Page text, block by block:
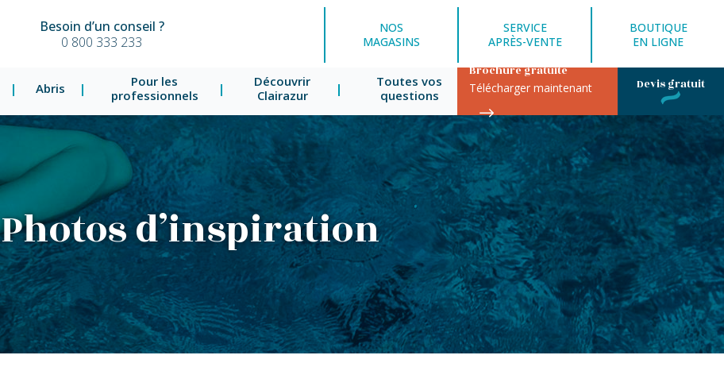
Besoin d’un conseil ?
0 800 333 233
NOS
MAGASINS
SERVICE
APRÈS-VENTE
BOUTIQUE
EN LIGNE
Abris
Pour les
professionnels
Découvrir
Clairazur
Toutes vos
questions
Brochure gratuite
Télécharger maintenant Devis gratuit
Photos d’inspiration